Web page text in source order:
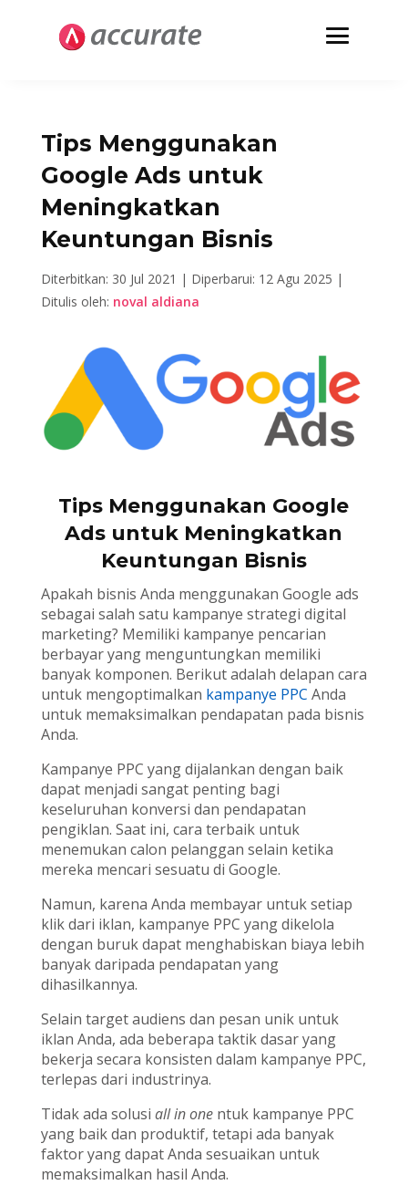
Tips Menggunakan
Google Ads untuk
Meningkatkan
Keuntungan Bisnis
Diterbitkan: 30 Jul 2021 | Diperbarui: 12 Agu 2025 |
Ditulis oleh: noval aldiana
Tips Menggunakan Google
Ads untuk Meningkatkan
Keuntungan Bisnis
Apakah bisnis Anda menggunakan Google ads
sebagai salah satu kampanye strategi digital
marketing? Memiliki kampanye pencarian
berbayar yang menguntungkan memiliki
banyak komponen. Berikut adalah delapan cara
untuk mengoptimalkan kampanye PPC Anda
untuk memaksimalkan pendapatan pada bisnis
Anda.
Kampanye PPC yang dijalankan dengan baik
dapat menjadi sangat penting bagi
keseluruhan konversi dan pendapatan
pengiklan. Saat ini, cara terbaik untuk
menemukan calon pelanggan selain ketika
mereka mencari sesuatu di Google.
Namun, karena Anda membayar untuk setiap
klik dari iklan, kampanye PPC yang dikelola
dengan buruk dapat menghabiskan biaya lebih
banyak daripada pendapatan yang
dihasilkannya.
Selain target audiens dan pesan unik untuk
iklan Anda, ada beberapa taktik dasar yang
bekerja secara konsisten dalam kampanye PPC,
terlepas dari industrinya.
Tidak ada solusi all in onentuk kampanye PPC
yang baik dan produktif, tetapi ada banyak
faktor yang dapat Anda sesuaikan untuk
memaksimalkan hasil Anda.